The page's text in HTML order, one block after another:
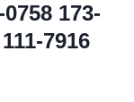
173-
7916